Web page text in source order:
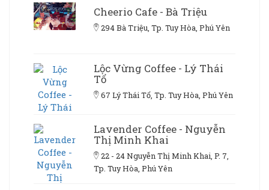
Cheerio Cafe - Bà Triệu
294 Bà Triệu, Tp. Tuy Hòa, Phú Yên
Lộc Vừng Coffee - Lý Thái
Tổ
67 Lý Thái Tổ, Tp. Tuy Hòa, Phú Yên
Lavender Coffee - Nguyễn
Thị Minh Khai
22 - 24 Nguyễn Thị Minh Khai, P. 7,
Tp. Tuy Hòa, Phú Yên